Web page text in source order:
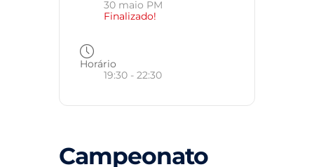
30 maio PM
Finalizado!
Horário
19:30 - 22:30
Campeonato